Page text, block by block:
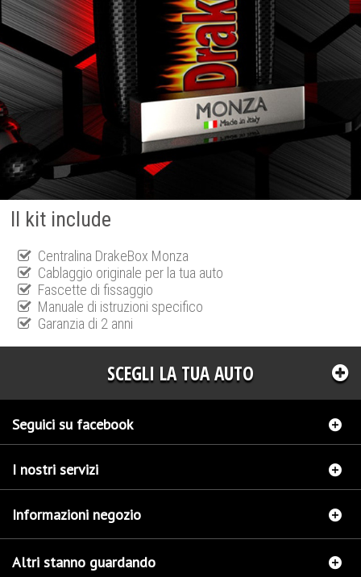
Il kit include
Centralina DrakeBox Monza
Cablaggio originale per la tua auto
Fascette di fissaggio
Manuale di istruzioni specifico
Garanzia di 2 anni
SCEGLI LA TUA AUTO
Seguici su facebook
I nostri servizi
Informazioni negozio
Altri stanno guardando